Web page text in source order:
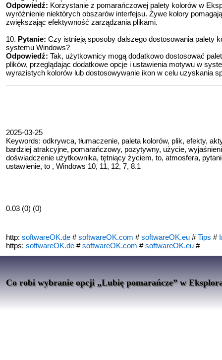
Odpowiedź: Korzystanie z pomarańczowej palety kolorów w
wyróżnienie niektórych obszarów interfejsu. Żywe kolory
zwiększając efektywność zarządzania plikami.
10. Pytanie: Czy istnieją sposoby dalszego dostosowania palety
systemu Windows?
Odpowiedź: Tak, użytkownicy mogą dodatkowo dostosować
plików, przeglądając dodatkowe opcje i ustawienia motywu w
wyrazistych kolorów lub dostosowywanie ikon w celu uzyskania
2025-03-25
Keywords: odkrywca, tłumaczenie, paleta kolorów, plik, efekty,
bardziej atrakcyjne, pomarańczowy, pozytywny, użycie,
doświadczenie użytkownika, tętniący życiem, to, atmosfera,
ustawienie, to , Windows 10, 11, 12, 7, 8.1
0.03 (0) (0)
http: softwareOK.de #softwareOK.com #softwareOK.eu #Tips #
https: softwareOK.de #softwareOK.com #softwareOK.eu #
Co robi wybranie opcji „Lubię pomarańcze” w